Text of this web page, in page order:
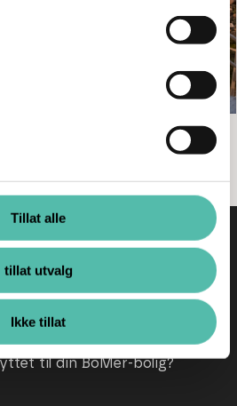
Tillat alle
tillat utvalg
Ikke tillat
0254 Oslo
til din BoMer-bolig?